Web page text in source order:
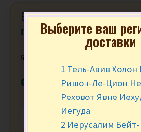
Ветчинка Высший сорт
гр.
₪
В наличии
+
Выберите ваш
доставки
1 Тель-Авив Холон
Ришон-Ле-Цион
Реховот Явне
Иегуда
2 Иерусалим